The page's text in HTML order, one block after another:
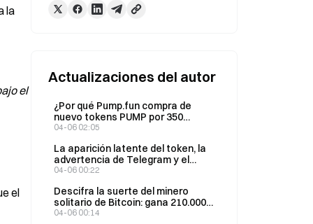
la
el
el
Actualizaciones del autor
¿Por qué Pump.fun compra de
nuevo tokens PUMP por 350
millones de USD y el precio sigue
04-06 02:05
La aparición latente del token, la
advertencia de Telegram y el
cambio de postura de Irán
04-06 00:22
Descifra la suerte del minero
solitario de Bitcoin: gana 210.000
USD
04-06 00:14